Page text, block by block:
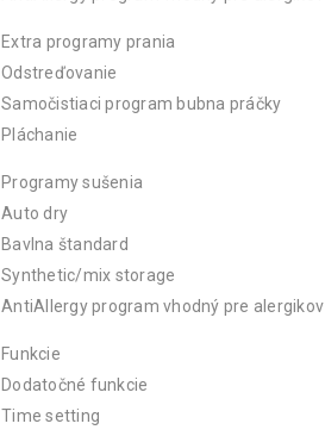
Extra programy prania
Odstreďovanie
Samočistiaci program bubna práčky
Pláchanie
Programy sušenia
Auto dry
Bavlna štandard
Synthetic/mix storage
AntiAllergy program vhodný pre alergikov
Funkcie
Dodatočné funkcie
Time setting